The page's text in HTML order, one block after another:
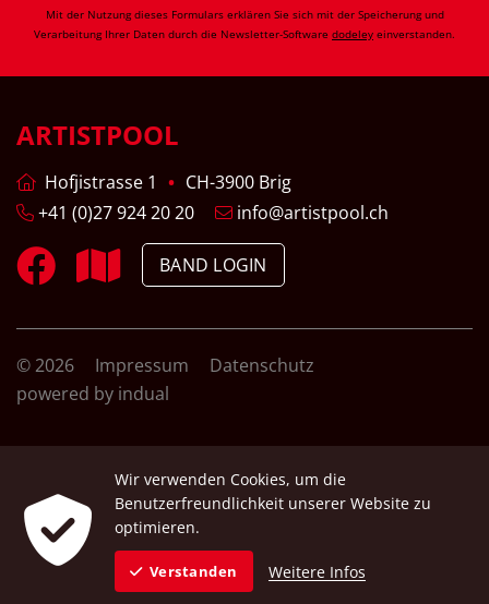
Mit der Nutzung dieses Formulars erklären Sie sich mit der Speicherung und
Verarbeitung Ihrer Daten durch die Newsletter-Software dodeley einverstanden.
ARTISTPOOL
Hofjistrasse 1
CH-3900 Brig
+41 (0)27 924 20 20
info@artistpool.ch
BAND LOGIN
© 2026 Impressum
Datenschutz
powered by indual
Wir verwenden Cookies, um die
Benutzerfreundlichkeit unserer Website zu
optimieren.
Verstanden Weitere Infos